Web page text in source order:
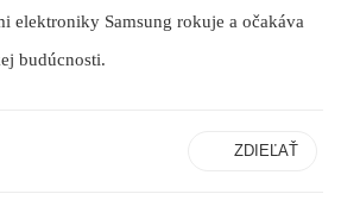
elektroniky Samsung rokuje a očakáva
budúcnosti.
ZDIEĽAŤ